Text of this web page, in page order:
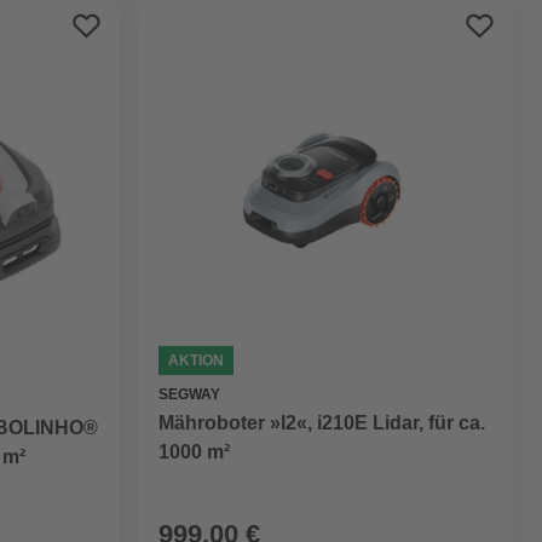
AKTION
SEGWAY
Mähroboter »I2«, i210E Lidar, für ca.
1000 m²
999,00 €